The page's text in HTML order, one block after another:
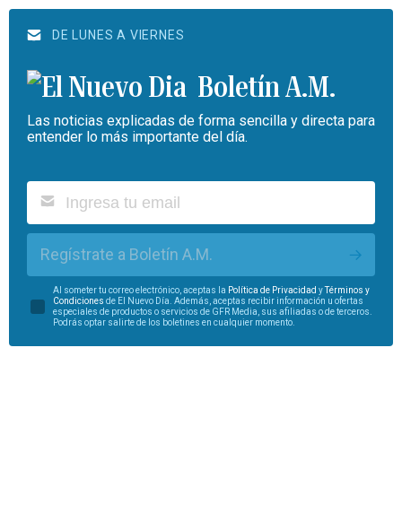
DE LUNES A VIERNES
Boletín A.M.
Las noticias explicadas de forma sencilla y directa para
entender lo más importante del día.
Regístrate a Boletín A.M.
Al someter tu correo electrónico, aceptas la Política de Privacidad yTérminos y
Condiciones de El Nuevo Día. Además, aceptas recibir información u ofertas
especiales de productos o servicios de GFR Media, sus afiliadas o de terceros.
Podrás optar salirte de los boletines en cualquier momento.